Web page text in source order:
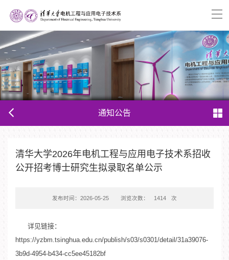
通知公告
清华大学2026年电机工程与应用电子技术系招收
公开招考博士研究生拟录取名单公示
发布时间：2026-05-25 浏览次数： 1414 次
详见链接：
https://yzbm.tsinghua.edu.cn/publish/s03/s0301/detail/31a39076-
3b9d-4954-b434-cc5ee45182bf